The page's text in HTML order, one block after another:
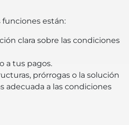
están:
clara sobre las condiciones
a tus pagos.
prórrogas o la solución
adecuada a las condiciones